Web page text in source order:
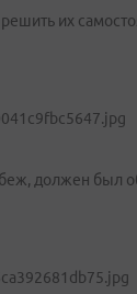
их
должен был